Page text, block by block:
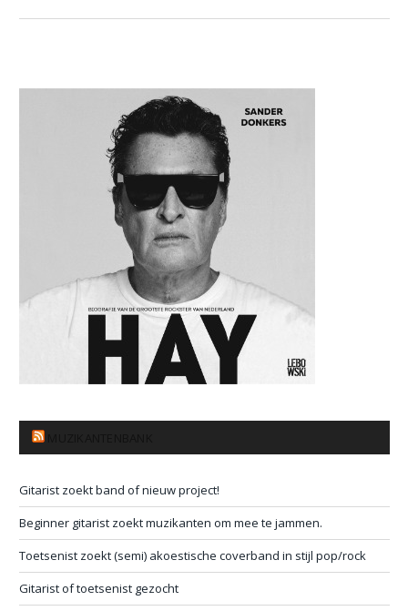
Gitarist zoekt band of nieuw project!
Beginner gitarist zoekt muzikanten om mee te jammen.
Toetsenist zoekt (semi) akoestische coverband in stijl pop/rock
Gitarist of toetsenist gezocht